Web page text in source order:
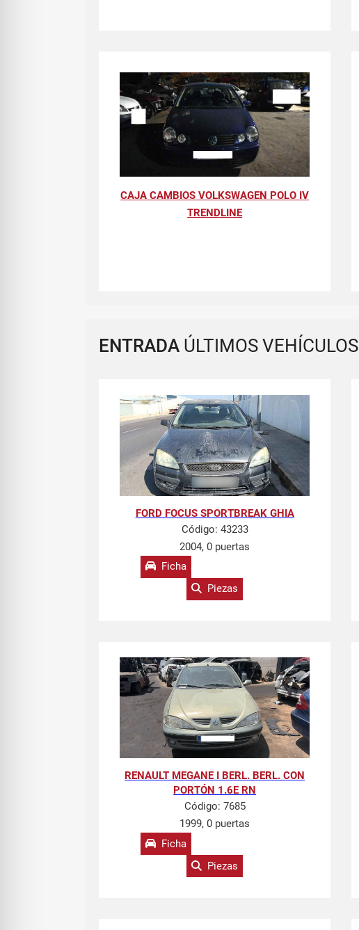
CAJA CAMBIOS VOLKSWAGEN POLO IV
TRENDLINE
ENTRADA ÚLTIMOS VEHÍCULOS
FORD FOCUS SPORTBREAK GHIA
Código: 43233
2004, 0 puertas
Ficha
Piezas
RENAULT MEGANE I BERL. BERL. CON
PORTÓN 1.6E RN
Código: 7685
1999, 0 puertas
Ficha
Piezas